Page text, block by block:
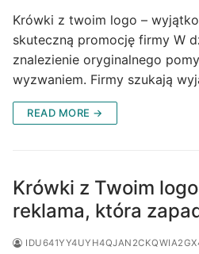
Krówki z twoim logo –
skuteczną promocję firmy W
znalezienie oryginalnego
wyzwaniem. Firmy szukają
READ MORE →
Krówki z Twoim logo
reklama, która